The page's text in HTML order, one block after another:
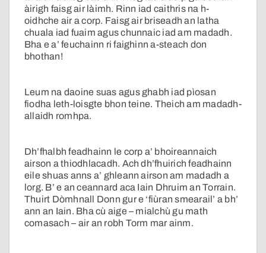
àirigh faisg air làimh. Rinn iad caithris na h-
oidhche air a corp. Faisg air briseadh an latha
chuala iad fuaim agus chunnaic iad am madadh.
Bha e a’ feuchainn ri faighinn a-steach don
bhothan!
Leum na daoine suas agus ghabh iad pìosan
fiodha leth-loisgte bhon teine. Theich am madadh-
allaidh romhpa.
Dh’fhalbh feadhainn le corp a’ bhoireannaich
airson a thiodhlacadh. Ach dh’fhuirich feadhainn
eile shuas anns a’ ghleann airson am madadh a
lorg. B’ e an ceannard aca Iain Dhruim an Torrain.
Thuirt Dòmhnall Donn gur e ‘fiùran smearail’ a bh’
ann an Iain. Bha cù aige – mialchù gu math
comasach – air an robh Torm mar ainm.